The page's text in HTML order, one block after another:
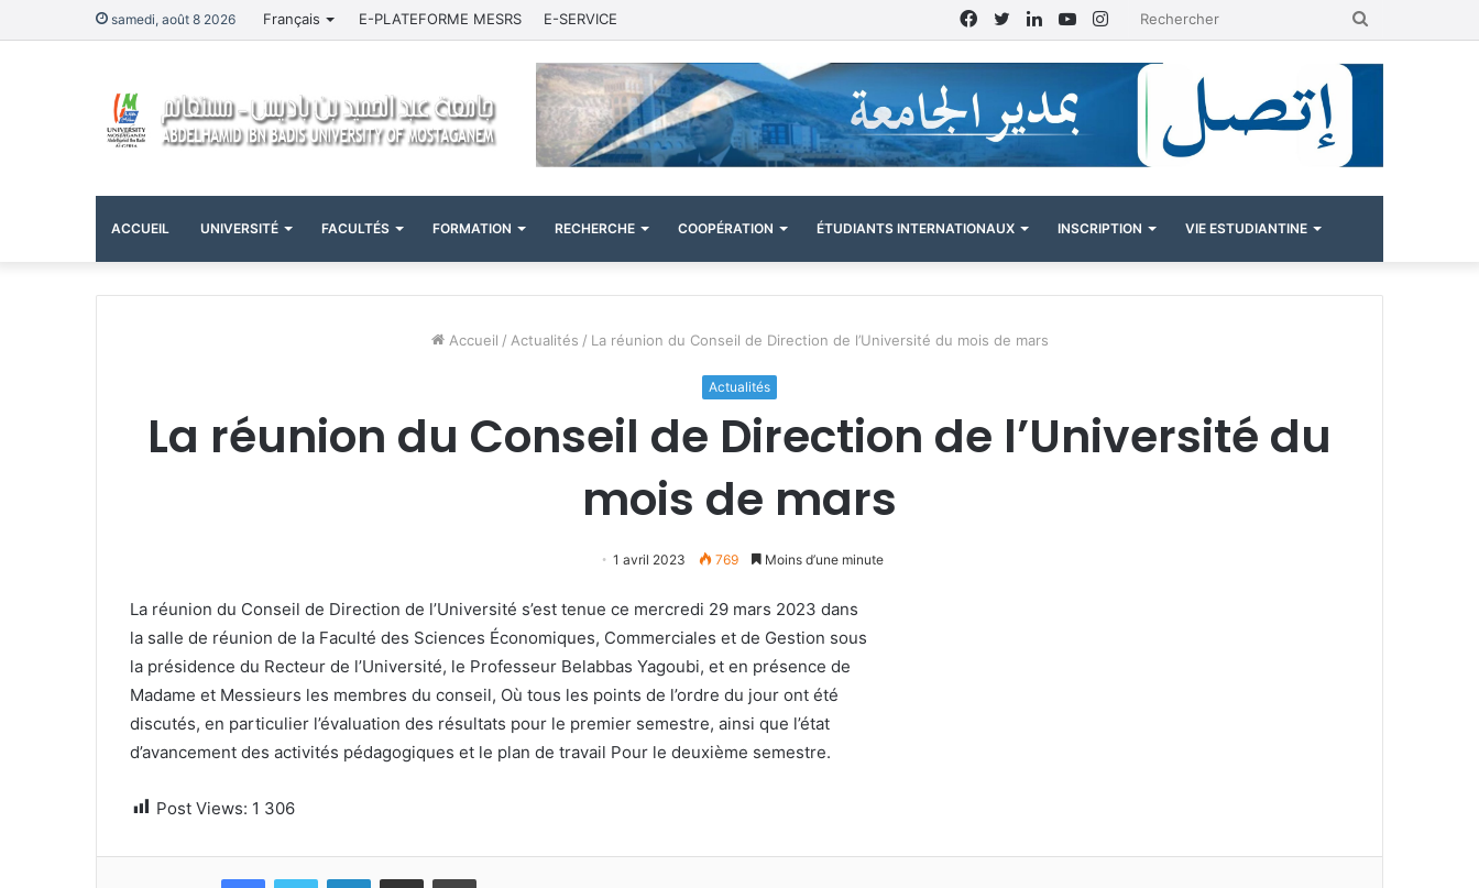
samedi, août 8 2026 Français E-PLATEFORME MESRS E-SERVICE Instagram
YouTube
Linkedin
Twitter
Facebook
ACCUEIL UNIVERSITÉ FACULTÉS FORMATION RECHERCHE COOPÉRATION ÉTUDIANTS INTERNATIONAUX INSCRIPTION VIE ESTUDIANTINE
Accueil / Actualités / La réunion du Conseil de Direction de l’Université du mois de mars
Actualités
La réunion du Conseil de Direction de l’Université du
mois de mars
1 avril 2023 769 Moins d’une minute
La réunion du Conseil de Direction de l’Université s’est tenue ce mercredi 29 mars 2023 dans
la salle de réunion de la Faculté des Sciences Économiques, Commerciales et de Gestion sous
la présidence du Recteur de l’Université, le Professeur Belabbas Yagoubi, et en présence de
Madame et Messieurs les membres du conseil, Où tous les points de l’ordre du jour ont été
discutés, en particulier l’évaluation des résultats pour le premier semestre, ainsi que l’état
d’avancement des activités pédagogiques et le plan de travail Pour le deuxième semestre.
Post Views: 1 306
FacebookTwitter LinkedinPartager par email Imprimer